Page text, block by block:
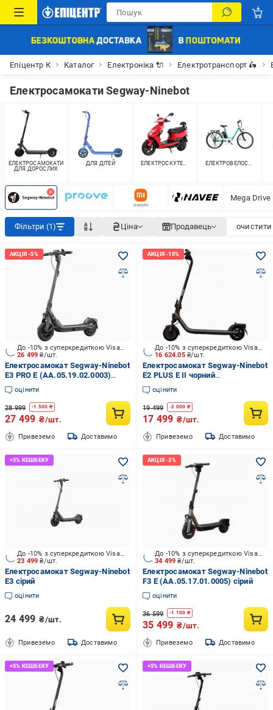
Епіцентр К Каталог Електроніка 🔌 Електротранспорт 🛵
Електросамокати Segway-Ninebot
ЕЛЕКТРОСАМОКАТИ
ДЛЯ ДОРОСЛИХ
ДЛЯ ДІТЕЙ ЕЛЕКТРОСКУТЕРИ ЕЛЕКТРОВЕЛОСИПЕДИ
Mega Drive
Фільтри (1) Ціна Продавець очистити
26 499₴/шт.
До -10% з суперкредиткою Visa Вигода
Електросамокат Segway-Ninebot
E3 PRO E (AA.05.19.02.0003)
сірий
оцінити
28 999 -1 500 ₴
27 499 ₴/шт.
Привеземо Доставимо
16 624.05 ₴/шт.
До -10% з суперкредиткою Visa Вигода
Електросамокат Segway-Ninebot
E2 PLUS E II чорний
(AA.05.14.02.0003)
оцінити
19 499 -2 000 ₴
17 499 ₴/шт.
Привеземо Доставимо
23 499₴/шт.
До -10% з суперкредиткою Visa Вигода
Електросамокат Segway-Ninebot
E3 сірий
оцінити
24 499 ₴/шт.
Привеземо Доставимо
34 499₴/шт.
До -10% з суперкредиткою Visa Вигода
Електросамокат Segway-Ninebot
F3 E (AA.05.17.01.0005) сірий
оцінити
36 599 -1 100 ₴
35 499 ₴/шт.
Привеземо Доставимо